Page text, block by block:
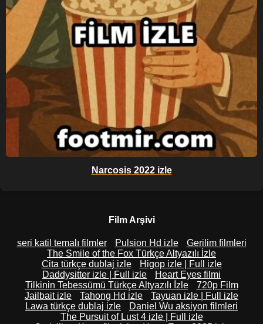
Narcosis 2022 izle
Film Arşivi
seri katil temalı filmler Pulsion Hd izle
Gerilim filmleri
The Smile of the Fox Türkçe Altyazılı İzle
Cita türkçe dublaj izle
Higop izle | Full izle
Daddysitter izle | Full izle
Heart Eyes filmi
Tilkinin Tebessümü Türkçe Altyazılı İzle
720p Film
Jailbait izle
Tahong Hd izle
Tayuan izle | Full izle
Lawa türkçe dublaj izle
Daniel Wu aksiyon filmleri
The Pursuit of Lust 4 izle | Full izle